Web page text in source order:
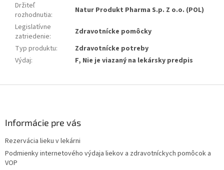
Držiteľ
rozhodnutia:
Natur Produkt Pharma S.p. Z o.o. (POL)
Legislatívne
zatriedenie:
Zdravotnícke pomôcky
Typ produktu:
Zdravotnícke potreby
Výdaj: F, Nie je viazaný na lekársky predpis
Informácie pre vás
Rezervácia lieku v lekárni
Podmienky internetového výdaja liekov a zdravotníckych pomôcok a
VOP